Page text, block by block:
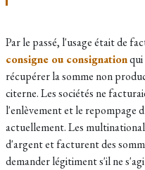
Par le passé, l'usage était de
consigne ou consignation
récupérer la somme non
citerne. Les sociétés ne
l'enlèvement et le repompage
actuellement. Les
d'argent et facturent des
demander légitiment s'il ne